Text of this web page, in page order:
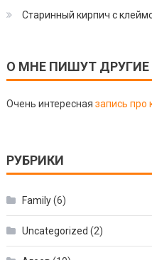
Старинный кирпич с
О МНЕ ПИШУТ ДРУГИЕ
Очень интересная запись про
РУБРИКИ
Family(6)
Uncategorized (2)